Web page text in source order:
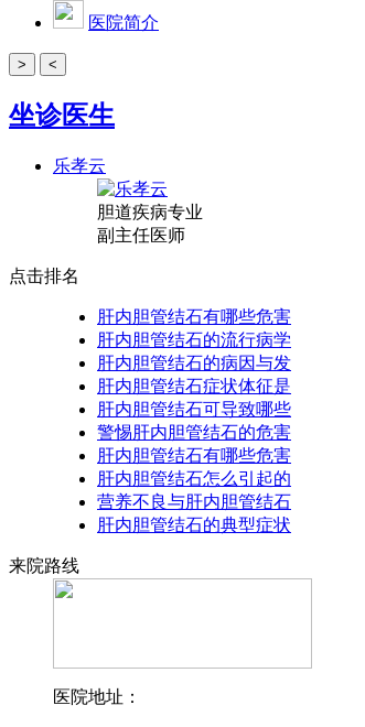
医院简介
> <
坐诊医生
乐孝云
胆道疾病专业
副主任医师
点击排名
肝内胆管结石有哪些危害
肝内胆管结石的流行病学
肝内胆管结石的病因与发
肝内胆管结石症状体征是
肝内胆管结石可导致哪些
警惕肝内胆管结石的危害
肝内胆管结石有哪些危害
肝内胆管结石怎么引起的
营养不良与肝内胆管结石
肝内胆管结石的典型症状
来院路线
医院地址：